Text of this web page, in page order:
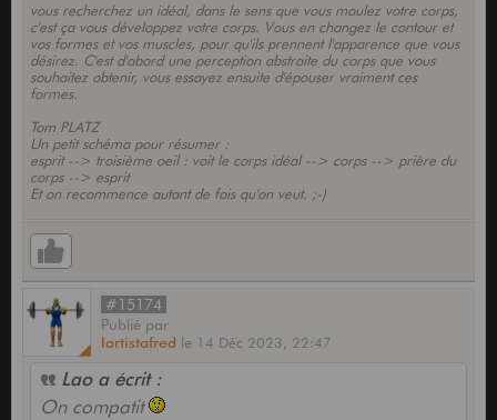
vous recherchez un idéal, dans le sens que vous moulez votre corps,
c'est ça vous développez votre corps. Vous en changez le contour et
vos formes et vos muscles, pour qu'ils prennent l'apparence que vous
désirez. C'est d'abord une perception abstraite du corps que vous
souhaitez obtenir, vous essayez ensuite d'épouser vraiment ces
formes.
Tom PLATZ
Un petit schéma pour résumer :
esprit --> troisième oeil : voit le corps idéal --> corps --> prière du
corps --> esprit
Et on recommence autant de fois qu'on veut. ;-)
#15174
Publié par
lartistafred le 14 Déc 2023, 22:47
Lao a écrit :
On compatit